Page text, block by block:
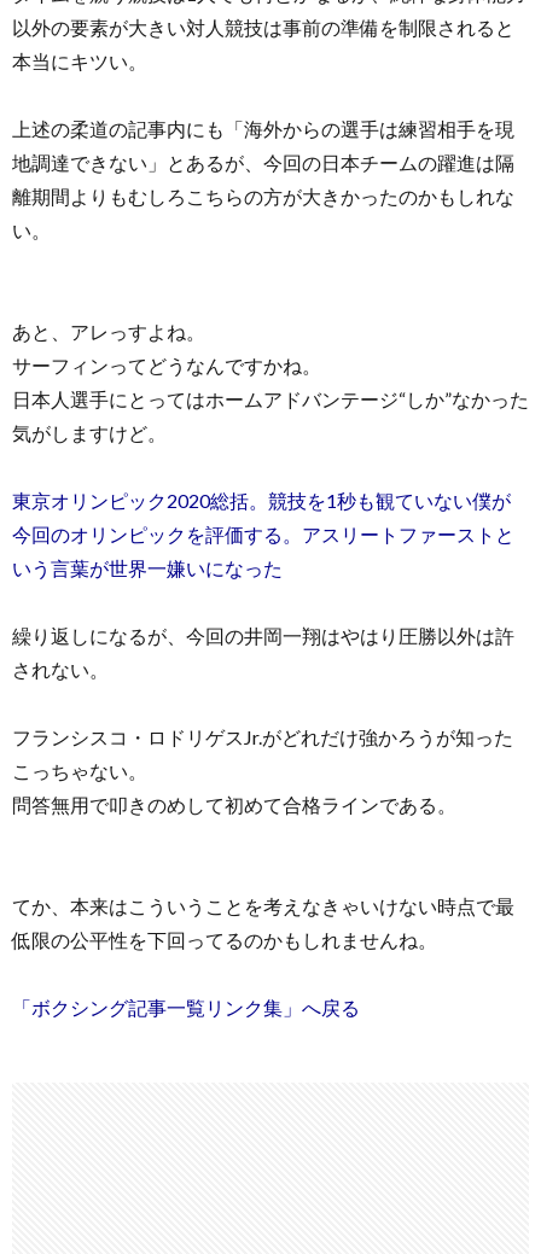
以外の要素が大きい対人競技は事前の準備を制限されると
本当にキツい。
上述の柔道の記事内にも「海外からの選手は練習相手を現
地調達できない」とあるが、今回の日本チームの躍進は隔
離期間よりもむしろこちらの方が大きかったのかもしれな
い。
あと、アレっすよね。
サーフィンってどうなんですかね。
日本人選手にとってはホームアドバンテージ“しか”なかった
気がしますけど。
東京オリンピック2020総括。競技を1秒も観ていない僕が
今回のオリンピックを評価する。アスリートファーストと
いう言葉が世界一嫌いになった
繰り返しになるが、今回の井岡一翔はやはり圧勝以外は許
されない。
フランシスコ・ロドリゲスJr.がどれだけ強かろうが知った
こっちゃない。
問答無用で叩きのめして初めて合格ラインである。
てか、本来はこういうことを考えなきゃいけない時点で最
低限の公平性を下回ってるのかもしれませんね。
「ボクシング記事一覧リンク集」へ戻る